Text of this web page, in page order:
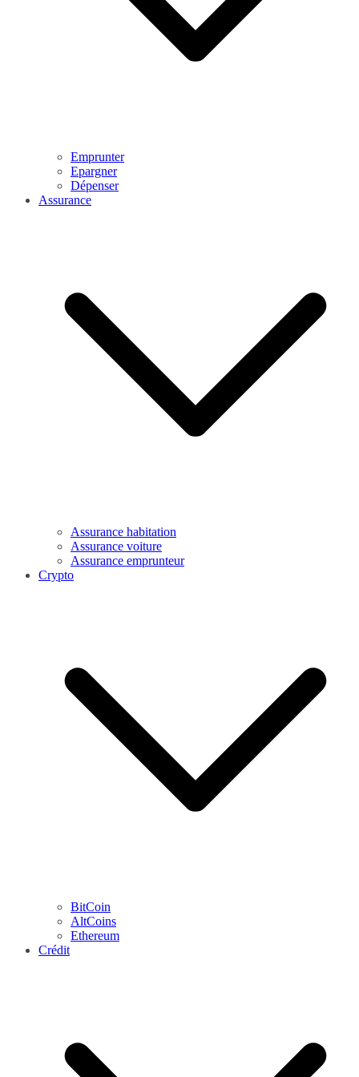
Emprunter
Epargner
Dépenser
Assurance
Assurance habitation
Assurance voiture
Assurance emprunteur
Crypto
BitCoin
AltCoins
Ethereum
Crédit